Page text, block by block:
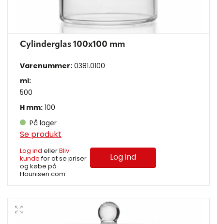
Cylinderglas 100x100 mm
Varenummer: 0381.0100
ml:
500
H mm: 100
På lager
Se produkt
Log ind ellerBliv
kundefor at se priser
og købe på
Hounisen.com
Log ind